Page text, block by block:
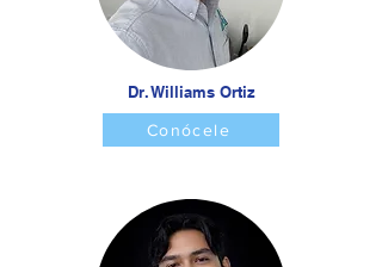
Dr. Williams Ortiz
Conócele